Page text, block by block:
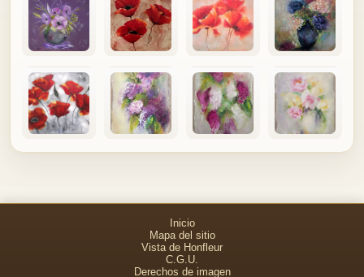
Inicio
Mapa del sitio
Vista de Honfleur
C.G.U.
Derechos de imagen